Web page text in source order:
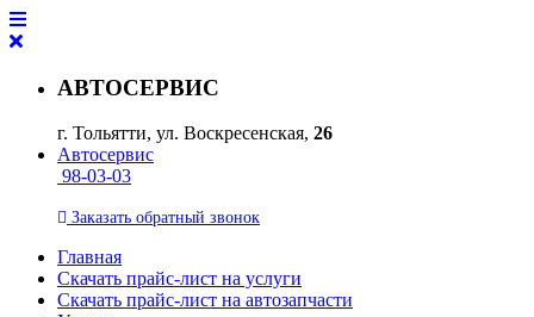
АВТОСЕРВИС
г. Тольятти, ул. Воскресенская, 26
Автосервис
98-03-03
Заказать обратный звонок
Главная
Скачать прайс-лист на услуги
Скачать прайс-лист на автозапчасти